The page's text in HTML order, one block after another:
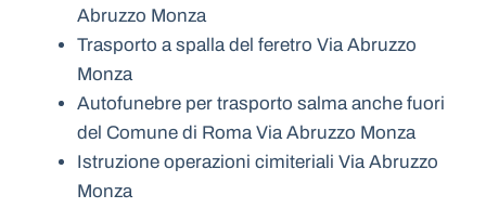
Abruzzo Monza
Trasporto a spalla del feretro Via Abruzzo
Monza
Autofunebre per trasporto salma anche fuori
del Comune di Roma Via Abruzzo Monza
Istruzione operazioni cimiteriali Via Abruzzo
Monza